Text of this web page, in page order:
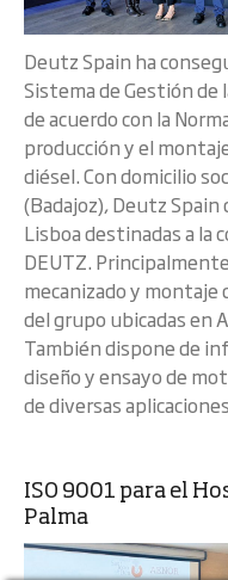
Deutz Spain ha
Sistema de Gestión de
de acuerdo con la
producción y el
diésel. Con domicilio
(Badajoz), Deutz
Lisboa destinadas a la
DEUTZ.
mecanizado y montaje
del grupo ubicadas en
También dispone de
diseño y ensayo de
de diversas
ISO 9001 para el
Palma